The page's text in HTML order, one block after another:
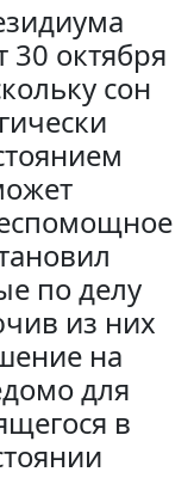
30 октября
сон
по делу
из них
на
для
в